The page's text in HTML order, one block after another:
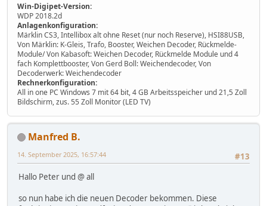
Win-Digipet-Version:
WDP 2018.2d
Anlagenkonfiguration:
Märklin CS3, Intellibox alt ohne Reset (nur noch Reserve), HSI88USB,
Von Märklin: K-Gleis, Trafo, Booster, Weichen Decoder, Rückmelde-
Module/ Von Kabasoft: Weichen Decoder, Rückmelde Module und 4
fach Komplettbooster, Von Gerd Boll: Weichendecoder, Von
Decoderwerk: Weichendecoder
Rechnerkonfiguration:
All in one PC Windows 7 mit 64 bit, 4 GB Arbeitsspeicher und 21,5 Zoll
Bildschirm, zus. 55 Zoll Monitor (LED TV)
Manfred B.
#13
14. September 2025, 16:57:44
Hallo Peter und @ all
so nun habe ich die neuen Decoder bekommen. Diese